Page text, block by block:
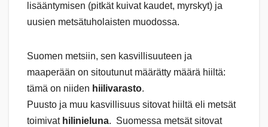
lisääntymisen (pitkät kuivat kaudet, myrskyt) ja
uusien metsätuholaisten muodossa.
Suomen metsiin, sen kasvillisuuteen ja
maaperään on sitoutunut määrätty määrä hiiltä:
tämä on niiden hiilivarasto.
Puusto ja muu kasvillisuus sitovat hiiltä eli metsät
toimivat hilinieluna. Suomessa metsät sitovat